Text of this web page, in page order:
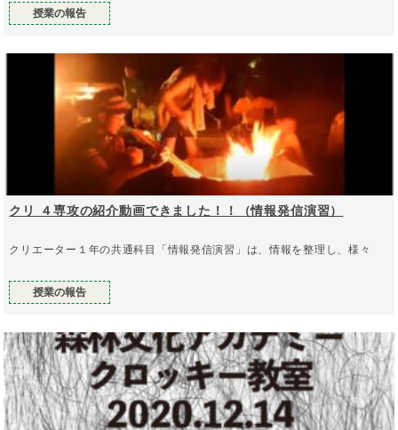
授業の報告
クリ ４専攻の紹介動画できました！！（情報発信演習）
クリエーター１年の共通科目「情報発信演習」は、情報を整理し、様々
授業の報告